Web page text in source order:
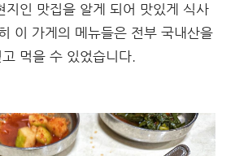
지인 맛집을 알게 되어 맛있게 식사
이 가게의 메뉴들은 전부 국내산을
먹을 수 있었습니다.